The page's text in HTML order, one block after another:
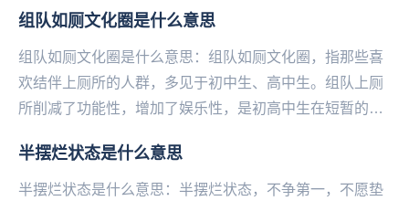
组队如厕文化圈是什么意思
组队如厕文化圈是什么意思：组队如厕文化圈，指那些喜
欢结伴上厕所的人群，多见于初中生、高中生。组队上厕
所削减了功能性，增加了娱乐性，是初高中生在短暂的课
半摆烂状态是什么意思
半摆烂状态是什么意思：半摆烂状态，不争第一，不愿垫